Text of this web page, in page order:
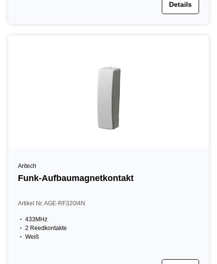
Details
Aritech
Funk-Aufbaumagnetkontakt
Artikel Nr. AGE-RF320I4N
433MHz
2 Reedkontakte
Weiß